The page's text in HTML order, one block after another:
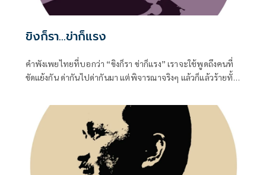
ขิงก็รา...ข่าก็แรง
คำพังเพยไทยที่บอกว่า “ขิงก็รา ข่าก็แรง” เราจะใช้พูดถึงคนที่
ขัดแย้งกัน ด่ากันไปด่ากันมา แต่พิจารณาจริงๆ แล้วก็แล้วร้ายทั้ง
หลายอย่างที่ไม่ดี